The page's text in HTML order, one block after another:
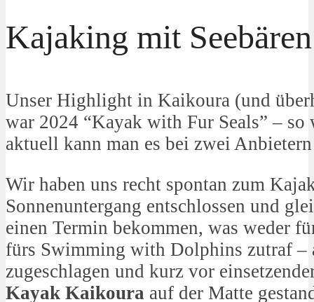
Kajaking mit Seebären
Unser Highlight in Kaikoura (und
war 2024 “Kayak with Fur Seals” – so
aktuell kann man es bei zwei
Wir haben uns recht spontan zum
Sonnenuntergang entschlossen und
einen Termin bekommen, was weder
fürs Swimming with Dolphins zutraf –
zugeschlagen und kurz vor
Kayak Kaikoura auf der Matte